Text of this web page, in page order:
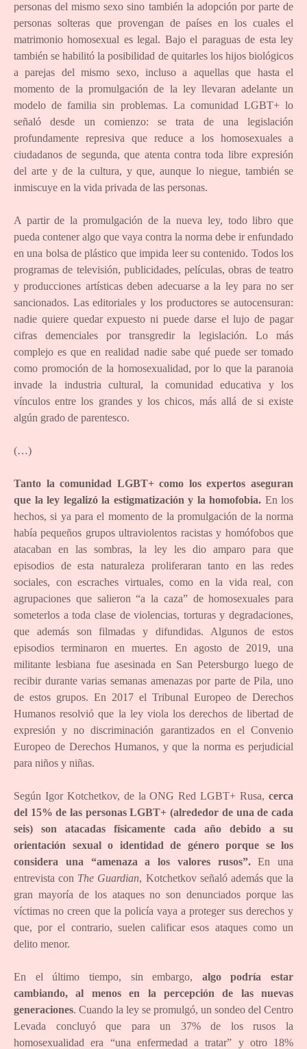
personas del mismo sexo sino también la adopción por parte de
personas solteras que provengan de países en los cuales el
matrimonio homosexual es legal. Bajo el paraguas de esta ley
también se habilitó la posibilidad de quitarles los hijos biológicos
a parejas del mismo sexo, incluso a aquellas que hasta el
momento de la promulgación de la ley llevaran adelante un
modelo de familia sin problemas. La comunidad LGBT+ lo
señaló desde un comienzo: se trata de una legislación
profundamente represiva que reduce a los homosexuales a
ciudadanos de segunda, que atenta contra toda libre expresión
del arte y de la cultura, y que, aunque lo niegue, también se
inmiscuye en la vida privada de las personas.
A partir de la promulgación de la nueva ley, todo libro que
pueda contener algo que vaya contra la norma debe ir enfundado
en una bolsa de plástico que impida leer su contenido. Todos los
programas de televisión, publicidades, películas, obras de teatro
y producciones artísticas deben adecuarse a la ley para no ser
sancionados. Las editoriales y los productores se autocensuran:
nadie quiere quedar expuesto ni puede darse el lujo de pagar
cifras demenciales por transgredir la legislación. Lo más
complejo es que en realidad nadie sabe qué puede ser tomado
como promoción de la homosexualidad, por lo que la paranoia
invade la industria cultural, la comunidad educativa y los
vínculos entre los grandes y los chicos, más allá de si existe
algún grado de parentesco.
(…)
Tanto la comunidad LGBT+ como los expertos aseguran
que la ley legalizó la estigmatización y la homofobia. En los
hechos, si ya para el momento de la promulgación de la norma
había pequeños grupos ultraviolentos racistas y homófobos que
atacaban en las sombras, la ley les dio amparo para que
episodios de esta naturaleza proliferaran tanto en las redes
sociales, con escraches virtuales, como en la vida real, con
agrupaciones que salieron “a la caza” de homosexuales para
someterlos a toda clase de violencias, torturas y degradaciones,
que además son filmadas y difundidas. Algunos de estos
episodios terminaron en muertes. En agosto de 2019, una
militante lesbiana fue asesinada en San Petersburgo luego de
recibir durante varias semanas amenazas por parte de Pila, uno
de estos grupos. En 2017 el Tribunal Europeo de Derechos
Humanos resolvió que la ley viola los derechos de libertad de
expresión y no discriminación garantizados en el Convenio
Europeo de Derechos Humanos, y que la norma es perjudicial
para niños y niñas.
Según Igor Kotchetkov, de la ONG Red LGBT+ Rusa, cerca
del 15% de las personas LGBT+ (alrededor de una de cada
seis) son atacadas físicamente cada año debido a su
orientación sexual o identidad de género porque se los
considera una “amenaza a los valores rusos”.En una
entrevista con The Guardian, Kotchetkov señaló además que la
gran mayoría de los ataques no son denunciados porque las
víctimas no creen que la policía vaya a proteger sus derechos y
que, por el contrario, suelen calificar esos ataques como un
delito menor.
En el último tiempo, sin embargo, algo podría estar
cambiando, al menos en la percepción de las nuevas
generaciones. Cuando la ley se promulgó, un sondeo del Centro
Levada concluyó que para un 37% de los rusos la
homosexualidad era “una enfermedad a tratar” y otro 18%